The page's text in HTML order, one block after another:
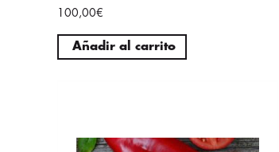
100,00€
Añadir al carrito